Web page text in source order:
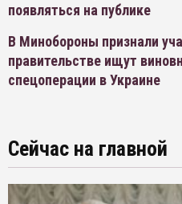
появляться на публике
В Минобороны признали
правительстве ищут
спецоперации в Украине
Сейчас на главной